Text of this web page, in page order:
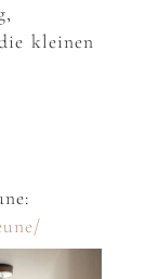
kleinen